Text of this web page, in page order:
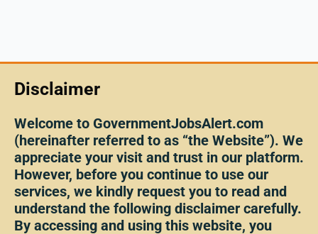
Disclaimer
Welcome to GovernmentJobsAlert.com
(hereinafter referred to as “the Website”). We
appreciate your visit and trust in our platform.
However, before you continue to use our
services, we kindly request you to read and
understand the following disclaimer carefully.
By accessing and using this website, you